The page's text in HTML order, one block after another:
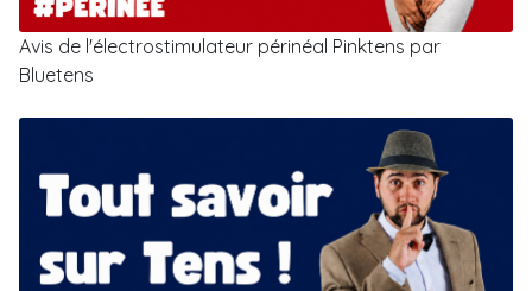
Avis de l'électrostimulateur périnéal Pinktens par
Bluetens